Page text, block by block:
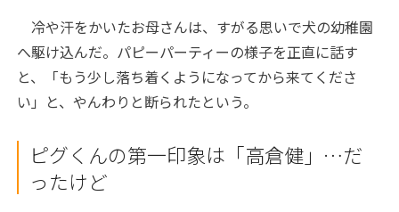
冷や汗をかいたお母さんは、すがる思いで犬の幼稚園
へ駆け込んだ。パピーパーティーの様子を正直に話す
と、「もう少し落ち着くようになってから来てくださ
い」と、やんわりと断られたという。
ピグくんの第一印象は「高倉健」…だ
ったけど